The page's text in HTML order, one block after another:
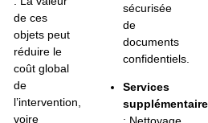
de ces
objets peut
réduire le
coût global
de
l’intervention,
voire
sécurisée
de
documents
confidentiels.
Services